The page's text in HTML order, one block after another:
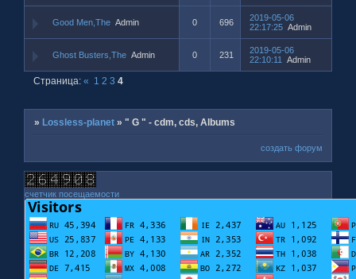
Good Men,The Admin 0 696
2019-05-06
22:17:25 Admin
Ghost Busters,The Admin 0 231
2019-05-06
22:10:11
Admin
Страница:« 1 2 3 4
» Lossless-planet »" G " - cdm, cds, Albums
создать форум
счетчик посещаемости